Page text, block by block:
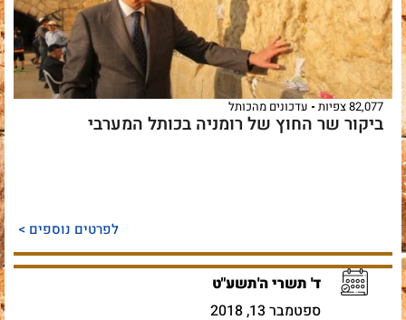
82,077 צפיות עדכונים מהכותל
ביקור שר החוץ של רומניה בכותל המערבי
לפרטים נוספים >
ד' תשרי ה'תשע"ט
ספטמבר 13, 2018